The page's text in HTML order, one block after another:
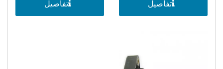
تفاصيل تفاصيل